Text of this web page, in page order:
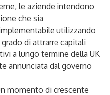
le aziende intendono
che sia
utilizzando
di attrarre capitali
a lungo termine della UK
annunciata dal governo
momento di crescente